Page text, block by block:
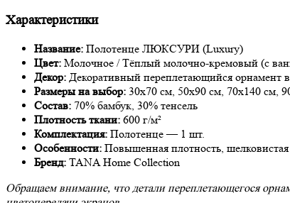
Характеристики
Название: Полотенце ЛЮКСУРИ (Luxury)
Цвет: Молочное / Тёплый молочно-кремовый (с
Декор: Декоративный переплетающийся орнамент
Размеры на выбор: 30х70 см, 50х90 см, 70х140 см,
Состав: 70% бамбук, 30% тенсель
Плотность ткани: 600 г/м²
Комплектация: Полотенце — 1 шт.
Особенности: Повышенная плотность,
Бренд: TANA Home Collection
Обращаем внимание, что детали переплетающегося